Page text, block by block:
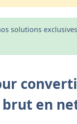
solutions
en